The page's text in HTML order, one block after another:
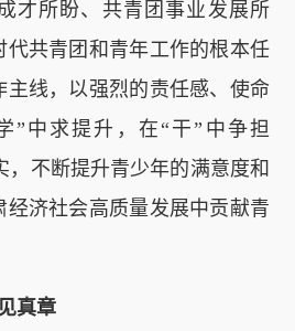
才所盼、共青团事业发展所
代共青团和青年工作的根本任
主线，以强烈的责任感、使命
”中求提升，在“干”中争担
，不断提升青少年的满意度和
经济社会高质量发展中贡献青
真章